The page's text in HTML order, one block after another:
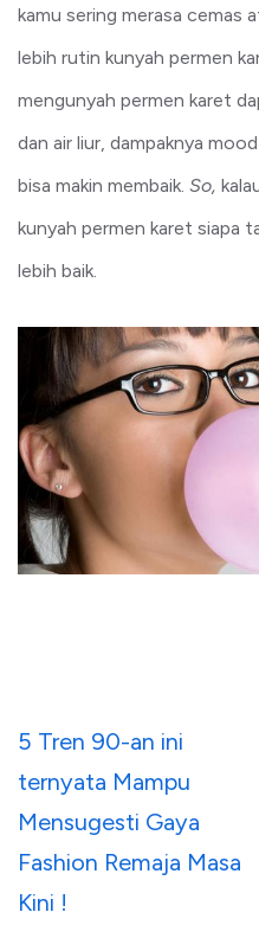
kamu sering merasa cemas
lebih rutin kunyah permen
mengunyah permen karet
dan air liur, dampaknya
bisa makin membaik. So,
kunyah permen karet siapa
lebih baik.
Navigasi
pos
5 Tren 90-an ini
ternyata Mampu
Mensugesti Gaya
Fashion Remaja Masa
Kini !